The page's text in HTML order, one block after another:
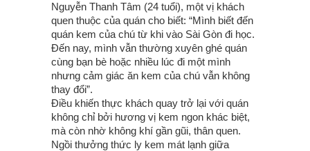
Nguyễn Thanh Tâm (24 tuổi), một vị khách
quen thuộc của quán cho biết: “Mình biết đến
quán kem của chú từ khi vào Sài Gòn đi học.
Đến nay, mình vẫn thường xuyên ghé quán
cùng bạn bè hoặc nhiều lúc đi một mình
nhưng cảm giác ăn kem của chú vẫn không
thay đổi”.
Điều khiến thực khách quay trở lại với quán
không chỉ bởi hương vị kem ngon khác biệt,
mà còn nhờ không khí gần gũi, thân quen.
Ngồi thưởng thức ly kem mát lạnh giữa